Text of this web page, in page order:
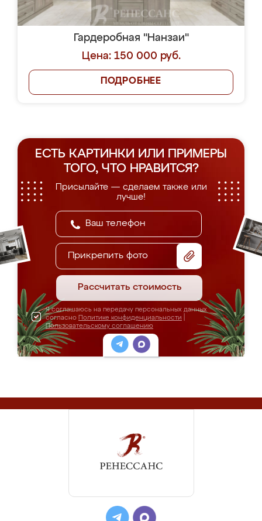
Гардеробная "Нанзаи"
Цена: 150 000 руб.
ПОДРОБНЕЕ
ЕСТЬ КАРТИНКИ ИЛИ ПРИМЕРЫ
ТОГО, ЧТО НРАВИТСЯ?
Присылайте — сделаем также или
лучше!
Прикрепить фото
Рассчитать стоимость
Я соглашаюсь на передачу персональных данных
согласно Политике конфиденциальности
Пользовательскому соглашению